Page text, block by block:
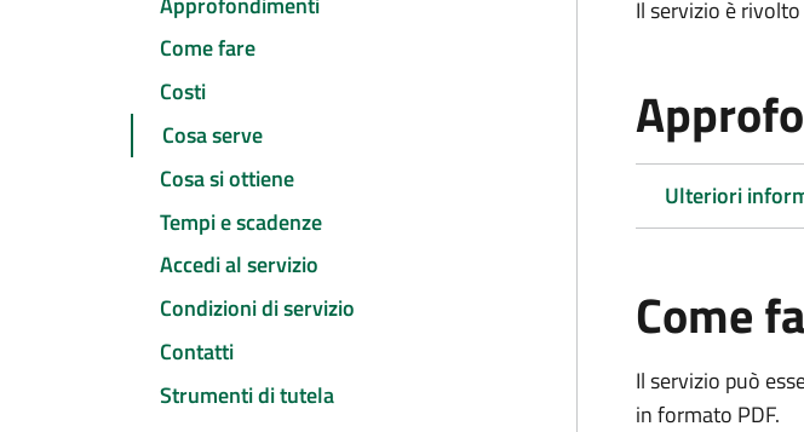
Come fare
Costi
Cosa serve
Cosa si ottiene
Tempi e scadenze
Accedi al servizio
Condizioni di servizio
Contatti
Strumenti di tutela
Il servizio è
Ulteriori
Come
Il servizio può
in formato PDF.